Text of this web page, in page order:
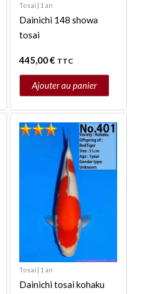
Tosai | 1 an
Dainichi 148 showa
tosai
445,00€ TTC
Ajouter au panier
Tosai | 1 an
Dainichi tosai kohaku